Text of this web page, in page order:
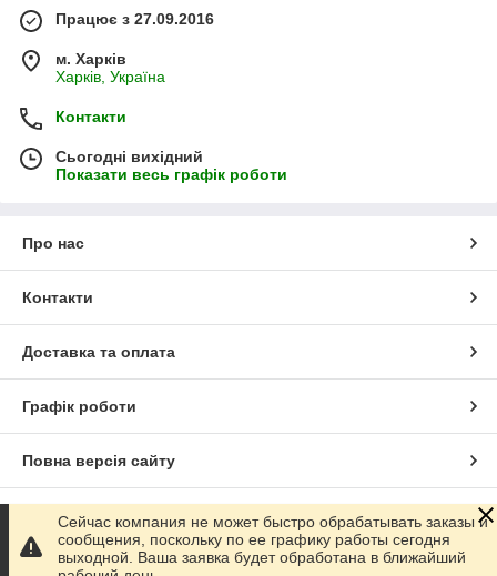
Працює з 27.09.2016
м. Харків
Харків, Україна
Контакти
Сьогодні вихідний
Показати весь графік роботи
Про нас
Контакти
Доставка та оплата
Графік роботи
Повна версія сайту
Сайт створено на маркетплейсі Prom.ua
Політика конфіденційності
Сейчас компания не может быстро обрабатывать заказы и
сообщения, поскольку по ее графику работы сегодня
выходной. Ваша заявка будет обработана в ближайший